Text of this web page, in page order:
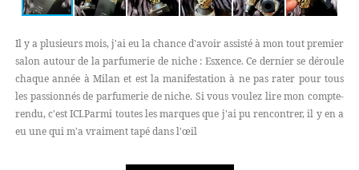
Il y a plusieurs mois, j'ai eu la chance d'avoir assisté à mon tout premier
salon autour de la parfumerie de niche : Esxence. Ce dernier se déroule
chaque année à Milan et est la manifestation à ne pas rater pour tous
les passionnés de parfumerie de niche. Si vous voulez lire mon compte-
rendu, c'est ICI.Parmi toutes les marques que j'ai pu rencontrer, il y en a
eu une qui m'a vraiment tapé dans l'œil